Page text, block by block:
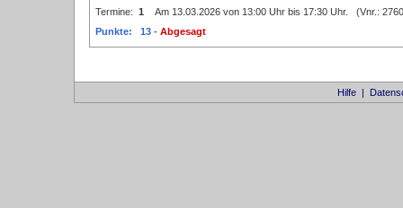
Termine: 1 Am 13.03.2026 von 13:00 Uhr bis 17:30 Uhr. (Vnr.:
Punkte: 13 - Abgesagt
Hilfe|